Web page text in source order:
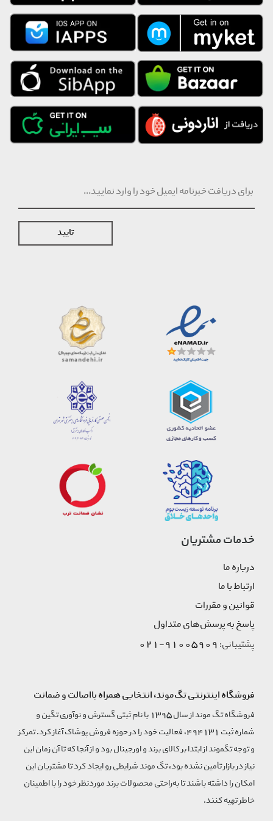
تایید
خدمات مشتریان
درباره ما
ارتباط با ما
قوانین و مقررات
پاسخ به پرسش‌های متداول
پشتیبانی: 91005909-021
فروشگاه اینترنتی تگ‌موند، انتخابی همراه بااصالت و ضمانت
فروشگاه تگ موند از سال 1395 با نام ثبتی گسترش و نوآوری تگین و
شماره ثبت 494131، فعالیت خود را در حوزه فروش پوشاک آغاز کرد. تمرکز
و توجه تگموند از ابتدا بر کالای برند و اورجینال بود و از آنجا که تا آن زمان این
نیاز در بازار تأمین نشده بود، تگ موند شرایطی رو ایجاد کرد تا مشتریان این
امکان را داشته باشند تا به‌راحتی محصولات برند مورد‌نظر خود را با اطمینان
خاطر تهیه کنند.